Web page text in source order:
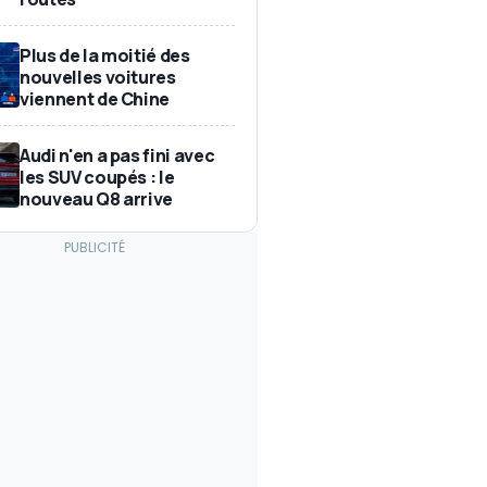
Plus de la moitié des
nouvelles voitures
viennent de Chine
Audi n'en a pas fini avec
les SUV coupés : le
nouveau Q8 arrive